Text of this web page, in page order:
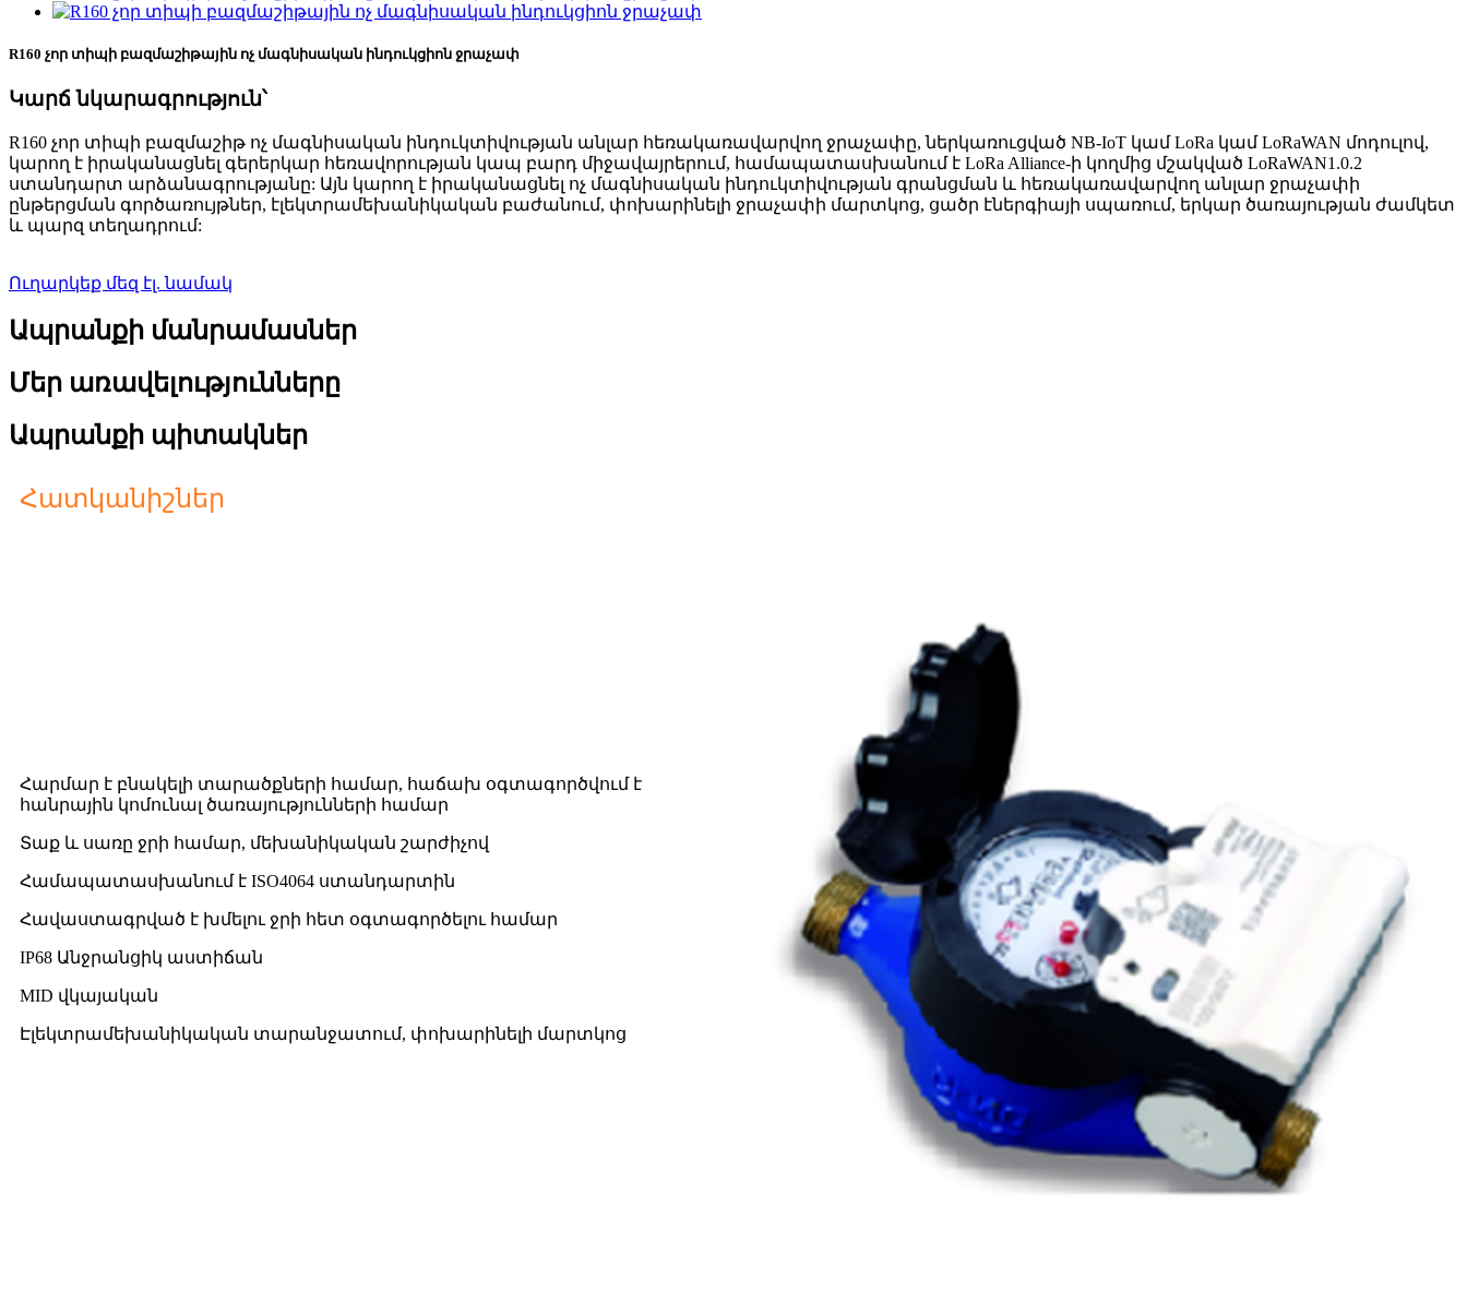
R160 չոր տիպի բազմաշիթային ոչ մագնիսական ինդուկցիոն ջրաչափ
Կարճ նկարագրություն՝
R160 չոր տիպի բազմաշիթ ոչ մագնիսական ինդուկտիվության անլար հեռակառավարվող ջրաչափը, ներկառուցված NB-IoT կամ LoRa կամ LoRaWAN մոդուլով,
կարող է իրականացնել գերերկար հեռավորության կապ բարդ միջավայրերում, համապատասխանում է LoRa Alliance-ի կողմից մշակված LoRaWAN1.0.2
ստանդարտ արձանագրությանը: Այն կարող է իրականացնել ոչ մագնիսական ինդուկտիվության գրանցման և հեռակառավարվող անլար ջրաչափի
ընթերցման գործառույթներ, էլեկտրամեխանիկական բաժանում, փոխարինելի ջրաչափի մարտկոց, ցածր էներգիայի սպառում, երկար ծառայության ժամկետ
և պարզ տեղադրում:
Ուղարկեք մեզ էլ. նամակ
Ապրանքի մանրամասներ
Մեր առավելությունները
Ապրանքի պիտակներ
Հատկանիշներ
Հարմար է բնակելի տարածքների համար, հաճախ օգտագործվում է
հանրային կոմունալ ծառայությունների համար
Տաք և սառը ջրի համար, մեխանիկական շարժիչով
Համապատասխանում է ISO4064 ստանդարտին
Հավաստագրված է խմելու ջրի հետ օգտագործելու համար
IP68 Անջրանցիկ աստիճան
MID վկայական
Էլեկտրամեխանիկական տարանջատում, փոխարինելի մարտկոց